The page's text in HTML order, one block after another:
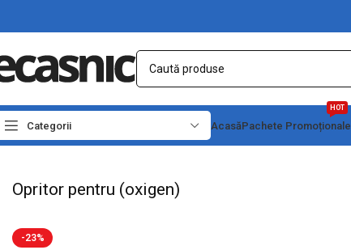
Categorii AcasăPachete Promoționale
HOT
Prima pagină Camping Arzatoare Opritor pentru (oxigen)
Opritor pentru (oxigen)
-23%